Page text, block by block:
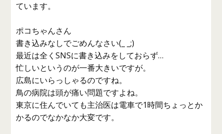
ています。
ポコちゃんさん
書き込みなしでごめんなさい(_ _;)
最近は全くSNSに書き込みをしておらず…
忙しいというのが一番大きいですが。
広島にいらっしゃるのですね。
鳥の病院は頭が痛い問題ですよね。
東京に住んでいても主治医は電車で1時間ちょっとか
かるのでなかなか大変です。